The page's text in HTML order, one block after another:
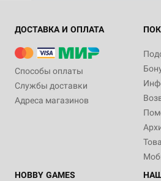
ДОСТАВКА И ОПЛАТА
Способы оплаты
Службы доставки
Адреса магазинов
HOBBY GAMES